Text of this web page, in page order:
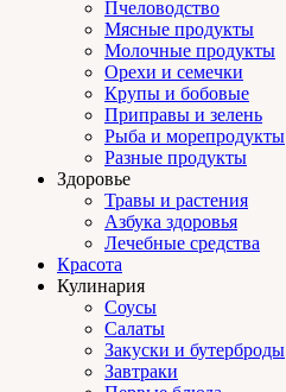
Пчеловодство
Мясные продукты
Молочные продукты
Орехи и семечки
Крупы и бобовые
Приправы и зелень
Рыба и морепродукты
Разные продукты
Здоровье
Травы и растения
Азбука здоровья
Лечебные средства
Красота
Кулинария
Соусы
Салаты
Закуски и бутерброды
Завтраки